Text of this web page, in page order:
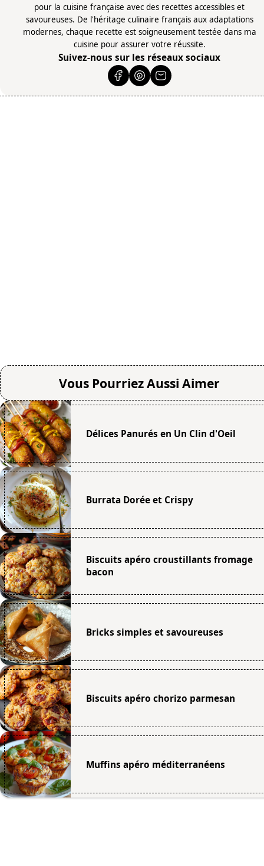
pour la cuisine française avec des recettes accessibles et
savoureuses. De l'héritage culinaire français aux adaptations
modernes, chaque recette est soigneusement testée dans ma
cuisine pour assurer votre réussite.
Suivez-nous sur les réseaux sociaux
Vous Pourriez Aussi Aimer
Délices Panurés en Un Clin d'Oeil
Burrata Dorée et Crispy
Biscuits apéro croustillants fromage
bacon
Bricks simples et savoureuses
Biscuits apéro chorizo parmesan
Muffins apéro méditerranéens